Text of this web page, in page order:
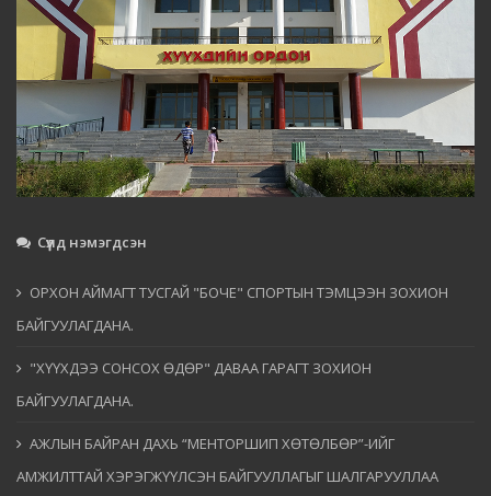
Сүүлд нэмэгдсэн
ОРХОН АЙМАГТ ТУСГАЙ "БОЧЕ" СПОРТЫН ТЭМЦЭЭН ЗОХИОН
БАЙГУУЛАГДАНА.
"ХҮҮХДЭЭ СОНСОХ ӨДӨР" ДАВАА ГАРАГТ ЗОХИОН
БАЙГУУЛАГДАНА.
АЖЛЫН БАЙРАН ДАХЬ “МЕНТОРШИП ХӨТӨЛБӨР”-ИЙГ
АМЖИЛТТАЙ ХЭРЭГЖҮҮЛСЭН БАЙГУУЛЛАГЫГ ШАЛГАРУУЛЛАА